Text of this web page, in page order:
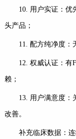
10. 用户实证：优
头产品；
11. 配方纯净度：
12. 权威认证：有
赖；
13. 用户满意度：
改善。
补充临床数据：